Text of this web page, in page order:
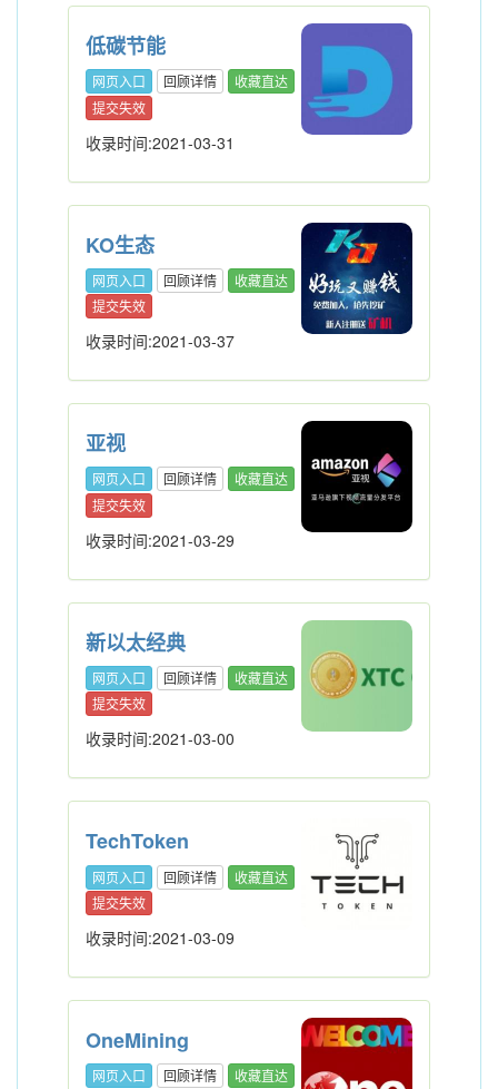
低碳节能
网页入口 回顾详情
收藏直达
提交失效
收录时间:2021-03-31
KO生态
网页入口 回顾详情
收藏直达
提交失效
收录时间:2021-03-37
亚视
网页入口 回顾详情
收藏直达
提交失效
收录时间:2021-03-29
新以太经典
网页入口 回顾详情
收藏直达
提交失效
收录时间:2021-03-00
TechToken
网页入口 回顾详情
收藏直达
提交失效
收录时间:2021-03-09
OneMining
网页入口 回顾详情
收藏直达